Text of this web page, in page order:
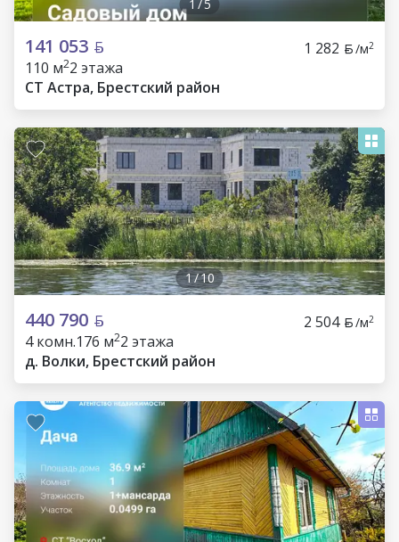
1 /5
141 053 1 282 /м2
110 м22 этажа
СТ Астра, Брестский район
1/10
440 790 2 504 /м2
4 комн.176 м22 этажа
д. Волки, Брестский район